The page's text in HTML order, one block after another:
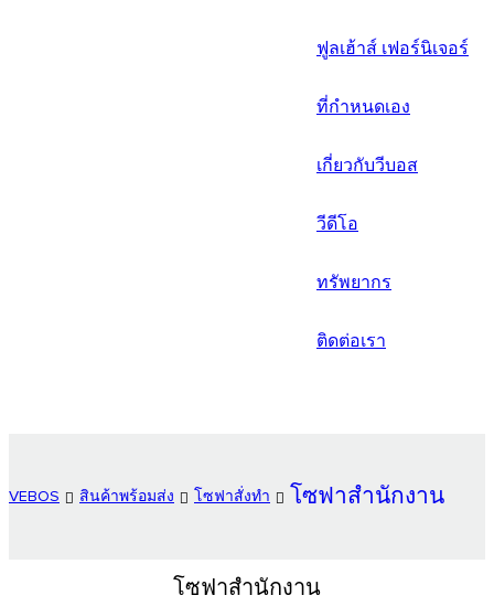
日语
italiano
français
العربية
ฟูลเฮ้าส์ เฟอร์นิเจอร์
ที่กำหนดเอง
เกี่ยวกับวีบอส
วีดีโอ
ทรัพยากร
ติดต่อเรา
VEBOS สินค้าพร้อมส่ง โซฟาสั่งทำ โซฟาสำนักงาน
โซฟาสำนักงาน